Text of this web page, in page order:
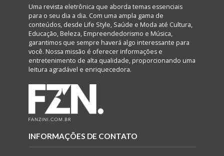
Uma revista eletrônica que aborda temas essenciais
para o seu dia a dia. Com uma ampla gama de
conteúdos, desde Life Style, Saúde e Moda até Cultura,
Educação, Beleza, Empreendedorismo e Música,
garantimos que sempre haverá algo interessante para
você. Nossa missão é oferecer informações e
entretenimento de alta qualidade, proporcionando uma
leitura agradável e enriquecedora.
INFORMAÇÕES DE CONTATO